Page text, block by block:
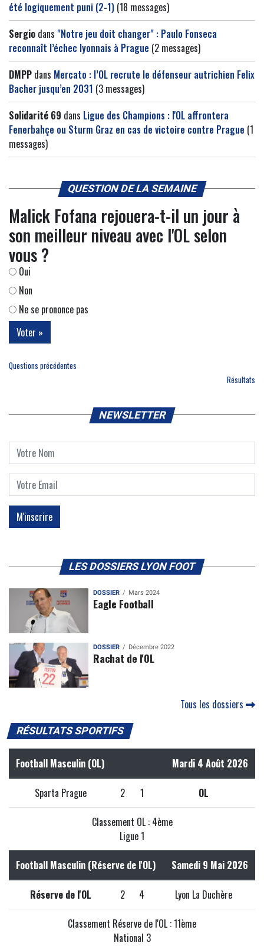
été logiquement puni (2-1) (18 messages)
Sergio dans "Notre jeu doit changer" : Paulo Fonseca
reconnaît l’échec lyonnais à Prague (2 messages)
DMPP dans Mercato : l’OL recrute le défenseur autrichien Felix
Bacher jusqu’en 2031 (3 messages)
Solidarité 69 dans Ligue des Champions : l'OL affrontera
Fenerbahçe ou Sturm Graz en cas de victoire contre Prague (1
messages)
QUESTION DE LA SEMAINE
Malick Fofana rejouera-t-il un jour à
son meilleur niveau avec l'OL selon
vous ?
Oui
Non
Ne se prononce pas
Questions précédentes
Résultats
NEWSLETTER
LES DOSSIERS LYON FOOT
DOSSIER Mars 2024
Eagle Football
DOSSIER Décembre 2022
Rachat de l'OL
Tous les dossiers
RÉSULTATS SPORTIFS
Football Masculin (OL) Mardi 4 Août 2026
Sparta Prague 2 1 OL
Classement OL : 4ème
Ligue 1
Football Masculin (Réserve de l'OL) Samedi 9 Mai 2026
Réserve de l'OL 2 4 Lyon La Duchère
Classement Réserve de l'OL : 11ème
National 3